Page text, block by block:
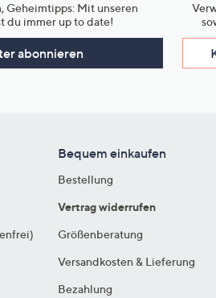
Geheimtipps: Mit unseren
du immer up to date!
abonnieren
Bequem einkaufen
Bestellung
Vertrag widerrufen
Größenberatung
Versandkosten & Lieferung
Bezahlung